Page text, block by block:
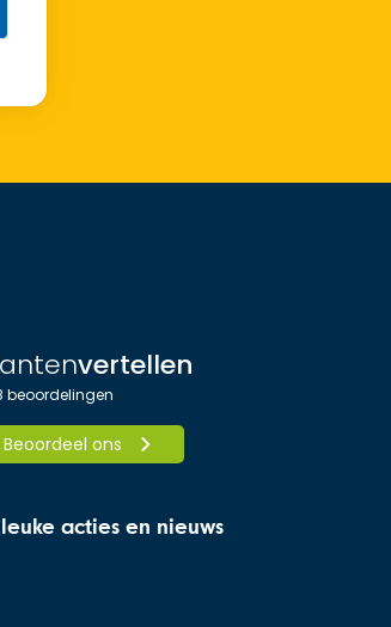
vertellen
beoordelingen
Beoordeel ons
acties en nieuws